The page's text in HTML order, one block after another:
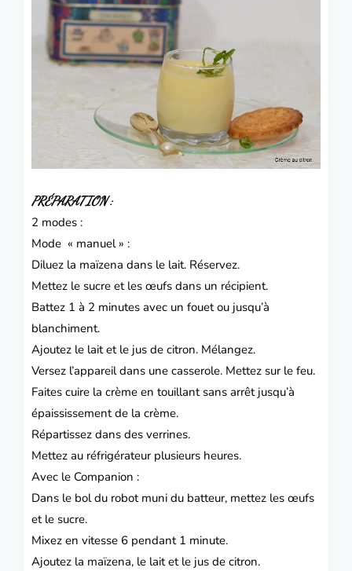
PRÉPARATION :
2 modes :
Mode « manuel » :
Diluez la maïzena dans le lait. Réservez.
Mettez le sucre et les œufs dans un récipient.
Battez 1 à 2 minutes avec un fouet ou jusqu’à
blanchiment.
Ajoutez le lait et le jus de citron. Mélangez.
Versez l’appareil dans une casserole. Mettez sur le feu.
Faites cuire la crème en touillant sans arrêt jusqu’à
épaississement de la crème.
Répartissez dans des verrines.
Mettez au réfrigérateur plusieurs heures.
Avec le Companion :
Dans le bol du robot muni du batteur, mettez les œufs
et le sucre.
Mixez en vitesse 6 pendant 1 minute.
Ajoutez la maïzena, le lait et le jus de citron.